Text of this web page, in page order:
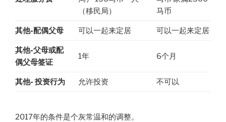
（移民局）
马币
其他-配偶父母 可以一起来定居 可以一起来定居
其他-父母或配
偶父母签证
1年 6个月
其他- 投资行为 允许投资 不可以
2017年的条件是个灰常温和的调整。